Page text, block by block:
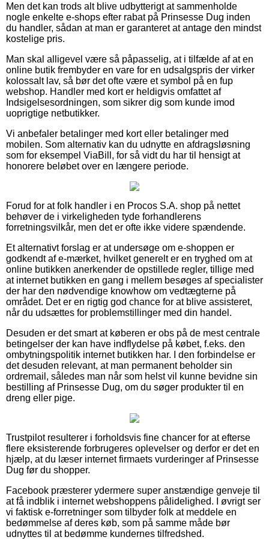
Men det kan trods alt blive udbytterigt at sammenholde
nogle enkelte e-shops efter rabat på Prinsesse Dug inden
du handler, sådan at man er garanteret at antage den mindst
kostelige pris.
Man skal alligevel være så påpasselig, at i tilfælde af at en
online butik frembyder en vare for en udsalgspris der virker
kolossalt lav, så bør det ofte være et symbol på en fup
webshop. Handler med kort er heldigvis omfattet af
Indsigelsesordningen, som sikrer dig som kunde imod
uoprigtige netbutikker.
Vi anbefaler betalinger med kort eller betalinger med
mobilen. Som alternativ kan du udnytte en afdragsløsning
som for eksempel ViaBill, for så vidt du har til hensigt at
honorere beløbet over en længere periode.
Forud for at folk handler i en Procos S.A. shop på nettet
behøver de i virkeligheden tyde forhandlerens
forretningsvilkår, men det er ofte ikke videre spændende.
Et alternativt forslag er at undersøge om e-shoppen er
godkendt af e-mærket, hvilket generelt er en tryghed om at
online butikken anerkender de opstillede regler, tillige med
at internet butikken en gang i mellem besøges af specialister
der har den nødvendige knowhow om vedtægterne på
området. Det er en rigtig god chance for at blive assisteret,
når du udsættes for problemstillinger med din handel.
Desuden er det smart at køberen er obs på de mest centrale
betingelser der kan have indflydelse på købet, f.eks. den
ombytningspolitik internet butikken har. I den forbindelse er
det desuden relevant, at man permanent beholder sin
ordremail, således man når som helst vil kunne bevidne sin
bestilling af Prinsesse Dug, om du søger produkter til en
dreng eller pige.
Trustpilot resulterer i forholdsvis fine chancer for at efterse
flere eksisterende forbrugeres oplevelser og derfor er det en
hjælp, at du læser internet firmaets vurderinger af Prinsesse
Dug før du shopper.
Facebook præsterer ydermere super anstændige genveje til
at få indblik i internet webshoppens pålidelighed. I øvrigt ser
vi faktisk e-forretninger som tilbyder folk at meddele en
bedømmelse af deres køb, som på samme måde bør
udnyttes til at bedømme kundernes tilfredshed.